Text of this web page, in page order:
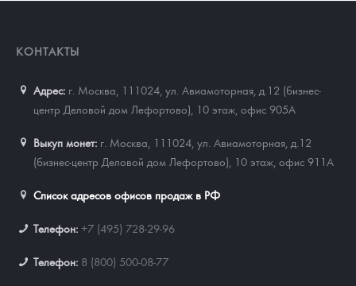
КОНТАКТЫ
Адрес: г. Москва, 111024 ул. Авиамоторная, д.12 (бизнес-
центр Деловой дом Лефортово), 10 этаж, офис 905А
Выкуп монет: г. Москва, 111024, ул. Авиамоторная, д.12
(бизнес-центр Деловой дом Лефортово), 10 этаж, офис 911А
Список адресов офисов продаж в РФ
Телефон: +7 (495) 728-29-96
Телефон: 8 (800) 500-08-77